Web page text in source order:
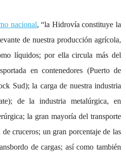
nacional, “la Hidrovía constituye la
de nuestra producción agrícola,
líquidos; por ella circula más del
en contenedores (Puerto de
Sud); la carga de nuestra industria
de la industria metalúrgica, en
la gran mayoría del transporte
cruceros; un gran porcentaje de las
de cargas; así como también